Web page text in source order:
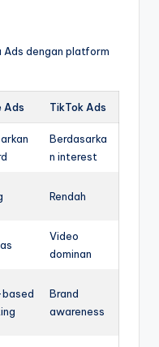
dengan platform
Ads TikTok Ads
Berdasarka
n interest
Rendah
Video
dominan
Brand
awareness